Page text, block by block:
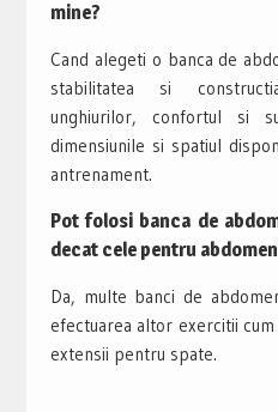
mine?
Cand alegeti o banca de
stabilitatea si
unghiurilor, confortul si
dimensiunile si spatiul
antrenament.
Pot folosi banca de
decat cele pentru
Da, multe banci de
efectuarea altor exercitii
extensii pentru spate.